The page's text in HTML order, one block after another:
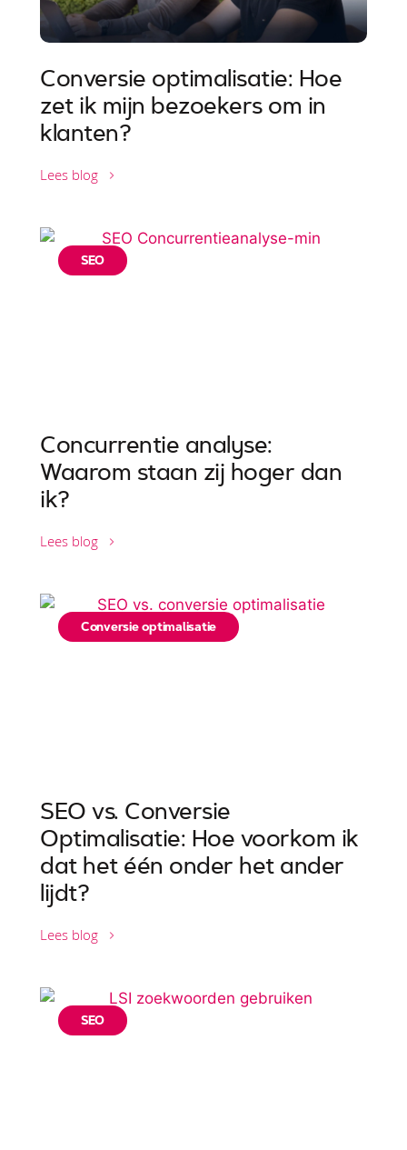
Conversie optimalisatie: Hoe
zet ik mijn bezoekers om in
klanten?
Lees blog
Concurrentie analyse:
Waarom staan zij hoger dan
ik?
SEO
Lees blog
SEO vs. Conversie
Optimalisatie: Hoe voorkom ik
dat het één onder het ander
lijdt?
Conversie optimalisatie
Lees blog
SEO